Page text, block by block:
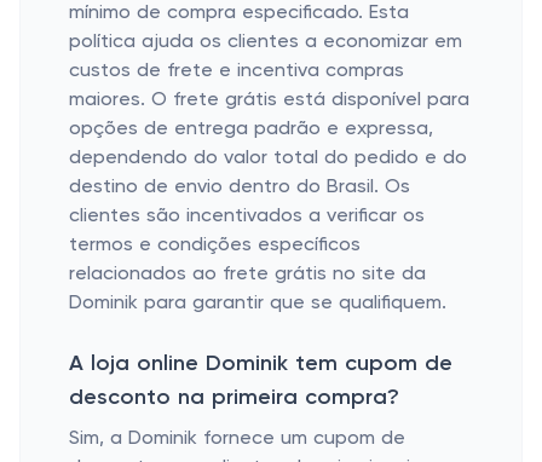
mínimo de compra especificado. Esta
política ajuda os clientes a economizar em
custos de frete e incentiva compras
maiores. O frete grátis está disponível para
opções de entrega padrão e expressa,
dependendo do valor total do pedido e do
destino de envio dentro do Brasil. Os
clientes são incentivados a verificar os
termos e condições específicos
relacionados ao frete grátis no site da
Dominik para garantir que se qualifiquem.
A loja online Dominik tem cupom de
desconto na primeira compra?
Sim, a Dominik fornece um cupom de